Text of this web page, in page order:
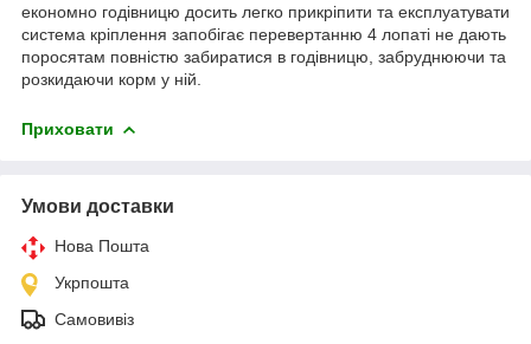
економно годівницю досить легко прикріпити та експлуатувати
система кріплення запобігає перевертанню 4 лопаті не дають
поросятам повністю забиратися в годівницю, забруднюючи та
розкидаючи корм у ній.
Приховати
Умови доставки
Нова Пошта
Укрпошта
Самовивіз